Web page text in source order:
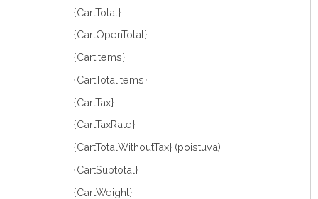
{CartTotal}
{CartOpenTotal}
{CartItems}
{CartTotalItems}
{CartTax}
{CartTaxRate}
{CartTotalWithoutTax} (poistuva)
{CartSubtotal}
{CartWeight}